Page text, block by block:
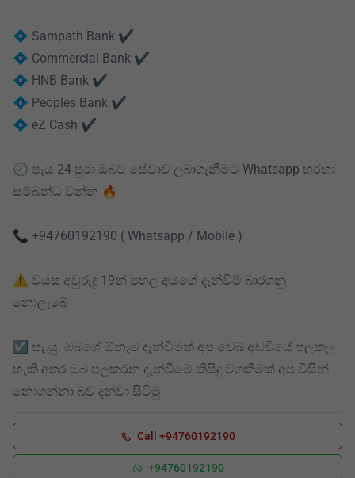
💠 Sampath Bank ✔️
💠 Commercial Bank ✔️
💠 HNB Bank ✔️
💠 Peoples Bank ✔️
💠 eZ Cash ✔️
🕗 පැය 24 පුරා ඔබට සේවාව ලබාගැනීමට Whatsapp හරහා
සම්බන්ධ වන්න 🔥
📞 +94760192190 ( Whatsapp / Mobile )
⚠️️ වයස අවුරුදු 19න් පහල අයගේ දැන්වීම් බාරගනු
නොලැබේ
☑️ සැ.යු. ඔබගේ ඕනෑම දැන්වීමක් අප වෙබ් අඩවියේ පලකල
හැකි අතර ඔබ පලකරන දැන්වීමේ කිසිදු වගකීමක් අප විසින්
නොගන්නා බව දන්වා සිටිමු
Call +94760192190
+94760192190